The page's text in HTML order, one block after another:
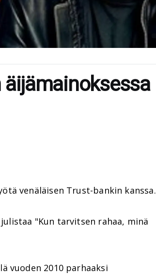
äijämainoksessa
venäläisen Trust-bankin kanssa.
"Kun tarvitsen rahaa, minä
vuoden 2010 parhaaksi